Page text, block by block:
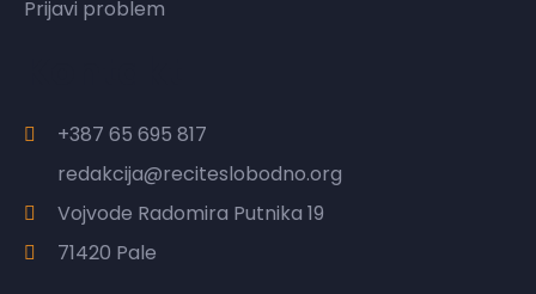
Prijavi problem
+387 65 695 817
redakcija@reciteslobodno.org
Vojvode Radomira Putnika 19
71420 Pale